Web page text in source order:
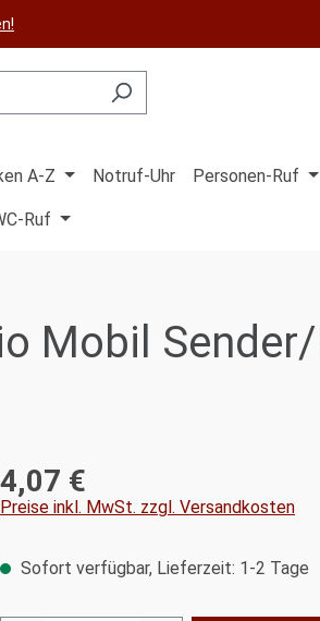
A-Z Notruf-Uhr Personen-Ruf
Ruf
Mobil
Regulärer Preis:
4,07 €
Preise inkl. MwSt. zzgl. Versandkosten
Sofort verfügbar, Lieferzeit: 1-2 Tage